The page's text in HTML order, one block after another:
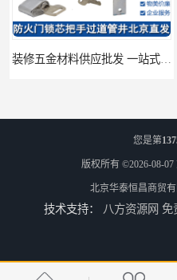
装修五金材料供应批发 一站式供应
建筑五金材料供应配送 一站式五金材料供应商
您是第
版权所有 ©2026-08-07
北京华泰恒昌商贸
技术支持： 八方资源网 免